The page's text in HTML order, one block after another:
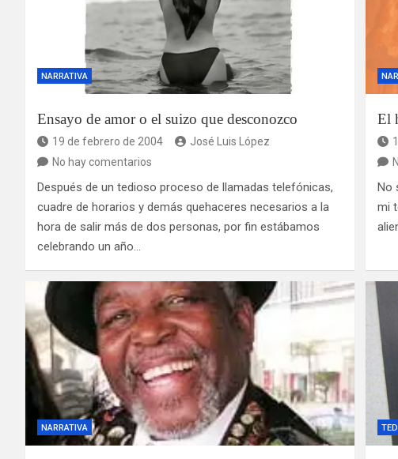
NARRATIVA
Ensayo de amor o el suizo que desconozco
19 de febrero de 2004
José Luis López
No hay comentarios
Después de un tedioso proceso de llamadas telefónicas,
cuadre de horarios y demás quehaceres necesarios a la
hora de salir más de dos personas, por fin estábamos
celebrando un año…
El
No
mi
NARRATIVA